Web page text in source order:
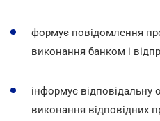
формує повідомлення
виконання банком і
інформує відповідальну
виконання відповідних